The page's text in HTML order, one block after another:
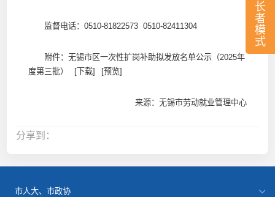
长
者
模
式
监督电话：0510-81822573 0510-82411304
附件： 无锡市区一次性扩岗补助拟发放名单公示（2025年
度第三批）
[下载] [预览]
来源：无锡市劳动就业管理中心
分享到：
市人大、市政协